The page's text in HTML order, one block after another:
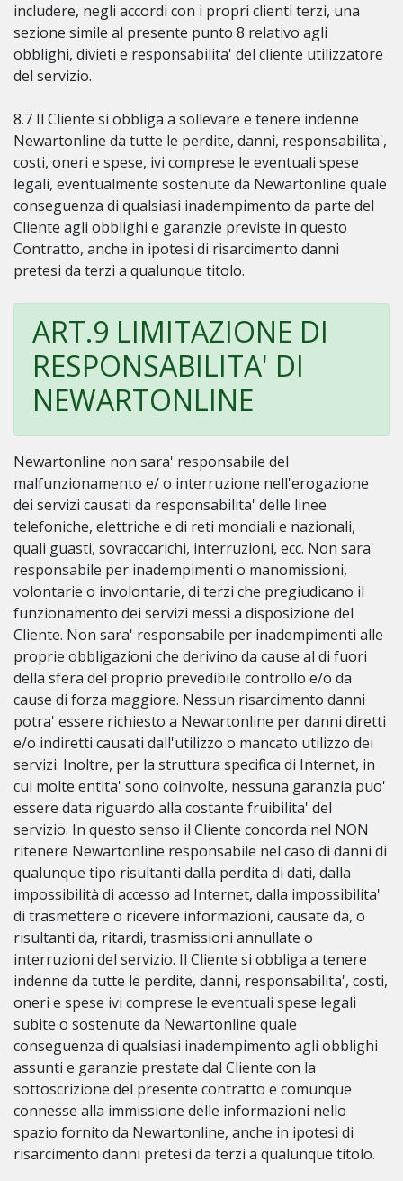
includere, negli accordi con i propri clienti terzi, una
sezione simile al presente punto 8 relativo agli
obblighi, divieti e responsabilita' del cliente utilizzatore
del servizio.
8.7 Il Cliente si obbliga a sollevare e tenere indenne
Newartonline da tutte le perdite, danni, responsabilita',
costi, oneri e spese, ivi comprese le eventuali spese
legali, eventualmente sostenute da Newartonline quale
conseguenza di qualsiasi inadempimento da parte del
Cliente agli obblighi e garanzie previste in questo
Contratto, anche in ipotesi di risarcimento danni
pretesi da terzi a qualunque titolo.
ART.9 LIMITAZIONE DI
RESPONSABILITA' DI
NEWARTONLINE
Newartonline non sara' responsabile del
malfunzionamento e/ o interruzione nell'erogazione
dei servizi causati da responsabilita' delle linee
telefoniche, elettriche e di reti mondiali e nazionali,
quali guasti, sovraccarichi, interruzioni, ecc. Non sara'
responsabile per inadempimenti o manomissioni,
volontarie o involontarie, di terzi che pregiudicano il
funzionamento dei servizi messi a disposizione del
Cliente. Non sara' responsabile per inadempimenti alle
proprie obbligazioni che derivino da cause al di fuori
della sfera del proprio prevedibile controllo e/o da
cause di forza maggiore. Nessun risarcimento danni
potra' essere richiesto a Newartonline per danni diretti
e/o indiretti causati dall'utilizzo o mancato utilizzo dei
servizi. Inoltre, per la struttura specifica di Internet, in
cui molte entita' sono coinvolte, nessuna garanzia puo'
essere data riguardo alla costante fruibilita' del
servizio. In questo senso il Cliente concorda nel NON
ritenere Newartonline responsabile nel caso di danni di
qualunque tipo risultanti dalla perdita di dati, dalla
impossibilità di accesso ad Internet, dalla impossibilita'
di trasmettere o ricevere informazioni, causate da, o
risultanti da, ritardi, trasmissioni annullate o
interruzioni del servizio. Il Cliente si obbliga a tenere
indenne da tutte le perdite, danni, responsabilita', costi,
oneri e spese ivi comprese le eventuali spese legali
subite o sostenute da Newartonline quale
conseguenza di qualsiasi inadempimento agli obblighi
assunti e garanzie prestate dal Cliente con la
sottoscrizione del presente contratto e comunque
connesse alla immissione delle informazioni nello
spazio fornito da Newartonline, anche in ipotesi di
risarcimento danni pretesi da terzi a qualunque titolo.